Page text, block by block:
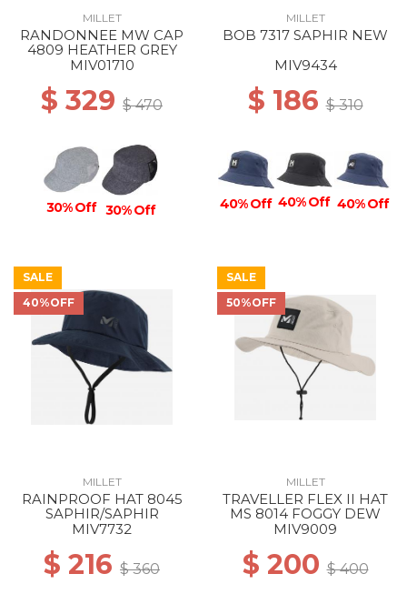
MILLET
RANDONNEE MW CAP
4809 HEATHER GREY
MIV01710
$ 329 $ 470
30% Off 30% Off
MILLET
BOB 7317 SAPHIR NEW
MIV9434
$ 186$ 310
40% Off 40% Off 40% Off
SALE
40%OFF
MILLET
RAINPROOF HAT 8045
SAPHIR/SAPHIR
MIV7732
$ 216 $ 360
SALE
50%OFF
MILLET
TRAVELLER FLEX II HAT
MS 8014 FOGGY DEW
MIV9009
$ 200$ 400